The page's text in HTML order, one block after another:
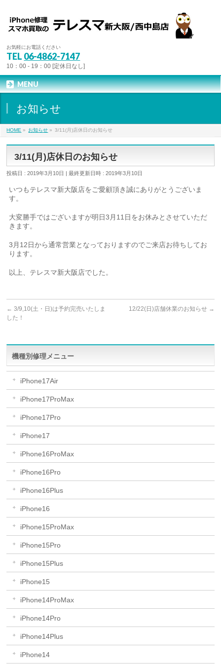
お気軽にお電話ください
TEL 06-4862-7147
10：00 - 19：00 [定休日なし]
MENU
お知らせ
HOME » お知らせ » 3/11(月)店休日のお知らせ
3/11(月)店休日のお知らせ
投稿日 : 2019年3月10日 最終更新日時 : 2019年3月10日
いつもテレスマ新大阪店をご愛顧頂き誠にありがとうございま
す。
大変勝手ではございますが明日3月11日をお休みとさせていただ
きます。
3月12日から通常営業となっておりますのでご来店お待ちしてお
ります。
以上、テレスマ新大阪店でした。
← 3/9,10(土・日)は予約完売いたしま
した！
12/22(日)店舗休業のお知らせ →
機種別修理メニュー
iPhone17Air
iPhone17ProMax
iPhone17Pro
iPhone17
iPhone16ProMax
iPhone16Pro
iPhone16Plus
iPhone16
iPhone15ProMax
iPhone15Pro
iPhone15Plus
iPhone15
iPhone14ProMax
iPhone14Pro
iPhone14Plus
iPhone14